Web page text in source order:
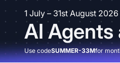
1 July – 31st August
AI Agents
Use codeSUMMER-33Mfor